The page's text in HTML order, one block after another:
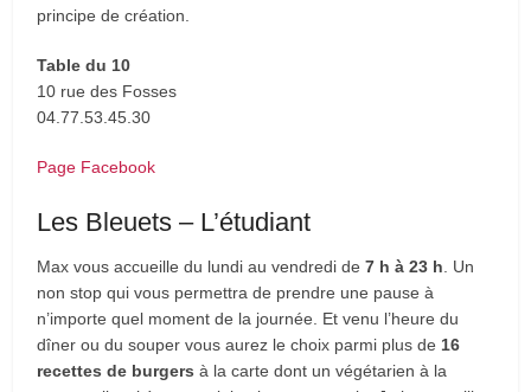
principe de création.
Table du 10
10 rue des Fosses
04.77.53.45.30
Page Facebook
Les Bleuets – L’étudiant
Max vous accueille du lundi au vendredi de7 h à 23 h . Un
non stop qui vous permettra de prendre une pause à
n’importe quel moment de la journée. Et venu l’heure du
dîner ou du souper vous aurez le choix parmi plus de 16
recettes de burgers à la carte dont un végétarien à la